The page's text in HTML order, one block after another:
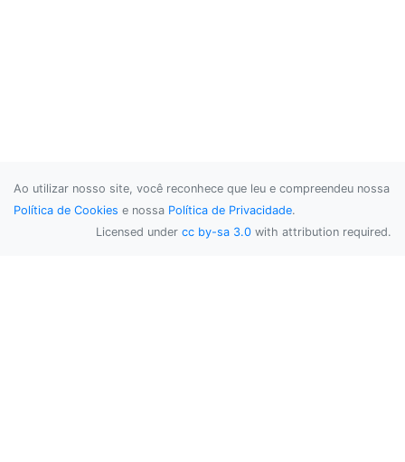
Ao utilizar nosso site, você reconhece que leu e compreendeu nossa
Política de Cookies e nossa Política de Privacidade.
Licensed under cc by-sa 3.0 with attribution required.